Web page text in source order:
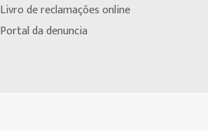
Livro de reclamações online
Portal da denuncia